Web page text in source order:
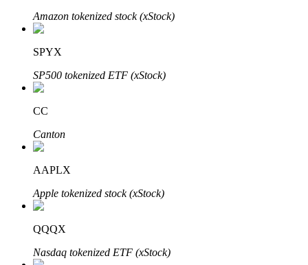
Bitrue
Mitra Bitrue
Amazon tokenized stock (xStock)
SPYX
SP500 tokenized ETF (xStock)
CC
Canton
AAPLX
Apple tokenized stock (xStock)
QQQX
Nasdaq tokenized ETF (xStock)